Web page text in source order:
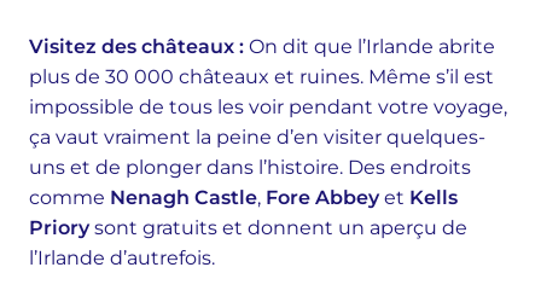
Visitez des châteaux : On dit que l’Irlande abrite
plus de 30 000 châteaux et ruines. Même s’il est
impossible de tous les voir pendant votre voyage,
ça vaut vraiment la peine d’en visiter quelques-
uns et de plonger dans l’histoire. Des endroits
comme Nenagh Castle, Fore Abbeyet Kells
Priorysont gratuits et donnent un aperçu de
l’Irlande d’autrefois.